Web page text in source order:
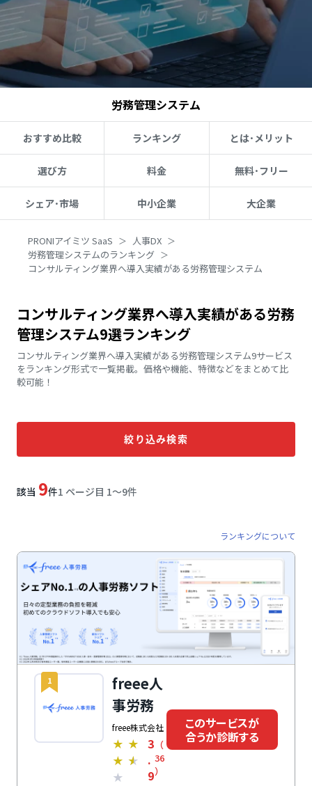
労務管理システム
おすすめ比較 ランキング とは･メリット
選び方 料金 無料･フリー
シェア･市場 中小企業 大企業
PRONIアイミツ SaaS
人事DX
労務管理システムのランキング
コンサルティング業界へ導入実績がある労務管理システム
コンサルティング業界へ導入実績がある労務
管理システム9選ランキング
コンサルティング業界へ導入実績がある労務管理システム9サービス
をランキング形式で一覧掲載。価格や機能、特徴などをまとめて比
較可能！
絞り込み検索
該当 9件1 ページ目 1〜9件
ランキングについて
1
freee人
事労務
freee株式会社
★ ★
★ ★
★
3
.
9
（
36
）
このサービスが
合うか診断する